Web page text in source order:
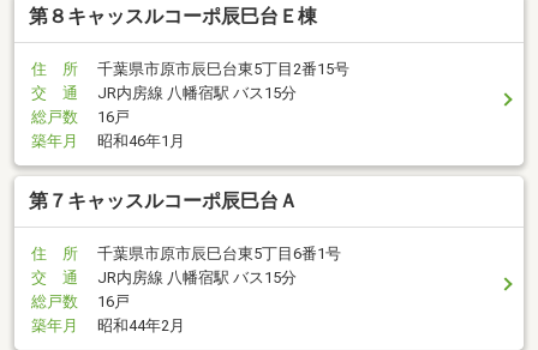
第８キャッスルコーポ辰巳台Ｅ棟
住 所
千葉県市原市辰巳台東5丁目2番15号
交 通
JR内房線 八幡宿駅 バス15分
総戸数
16戸
築年月
昭和46年1月
第７キャッスルコーポ辰巳台Ａ
住 所
千葉県市原市辰巳台東5丁目6番1号
交 通
JR内房線 八幡宿駅 バス15分
総戸数
16戸
築年月
昭和44年2月